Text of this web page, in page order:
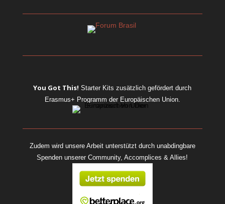
You Got This! Starter Kits zusätzlich gefördert durch
Erasmus+ Programm der Europäischen Union.
Zudem wird unsere Arbeit unterstützt durch unabdingbare
Spenden unserer Community, Accomplices & Allies!